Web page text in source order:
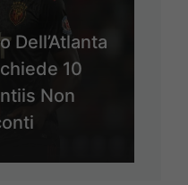
Dell’Atlanta
10
Non